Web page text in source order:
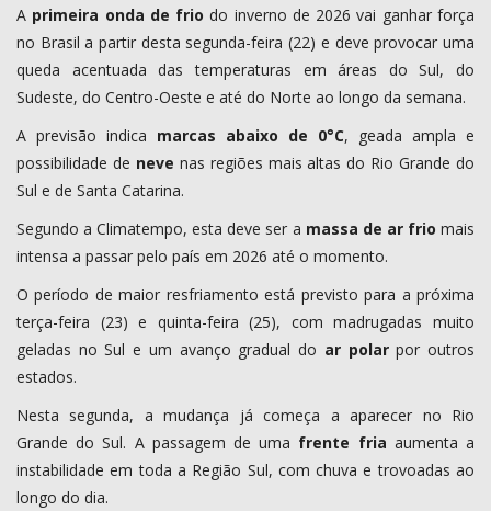
A primeira onda de friodo inverno de 2026 vai ganhar força
no Brasil a partir desta segunda-feira (22) e deve provocar uma
queda acentuada das temperaturas em áreas do Sul, do
Sudeste, do Centro-Oeste e até do Norte ao longo da semana.
A previsão indica marcas abaixo de 0°C, geada ampla e
possibilidade de neve nas regiões mais altas do Rio Grande do
Sul e de Santa Catarina.
Segundo a Climatempo, esta deve ser a massa de ar frio mais
intensa a passar pelo país em 2026 até o momento.
O período de maior resfriamento está previsto para a próxima
terça-feira (23) e quinta-feira (25), com madrugadas muito
geladas no Sul e um avanço gradual do ar polarpor outros
estados.
Nesta segunda, a mudança já começa a aparecer no Rio
Grande do Sul. A passagem de uma frente fria aumenta a
instabilidade em toda a Região Sul, com chuva e trovoadas ao
longo do dia.